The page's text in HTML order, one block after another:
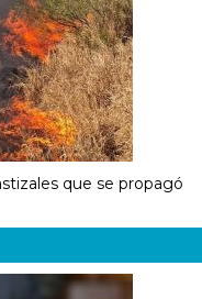
que se propagó